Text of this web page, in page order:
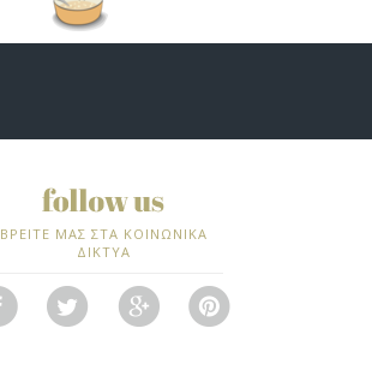
ΒΡΕΙΤΕ ΜΑΣ ΣΤΑ ΚΟΙΝΩΝΙΚΑ
ΔΙΚΤΥΑ